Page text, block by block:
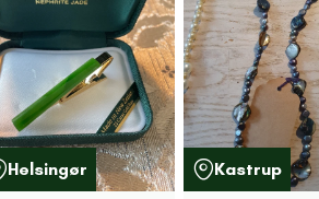
Helsingør
Kastrup